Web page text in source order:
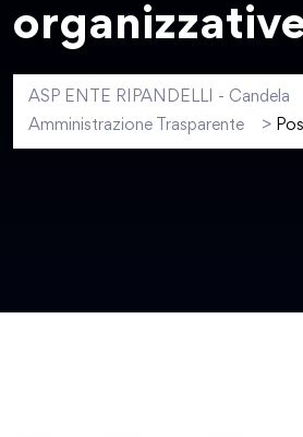
ASP ENTE RIPANDELLI - Candela
Amministrazione Trasparente
>